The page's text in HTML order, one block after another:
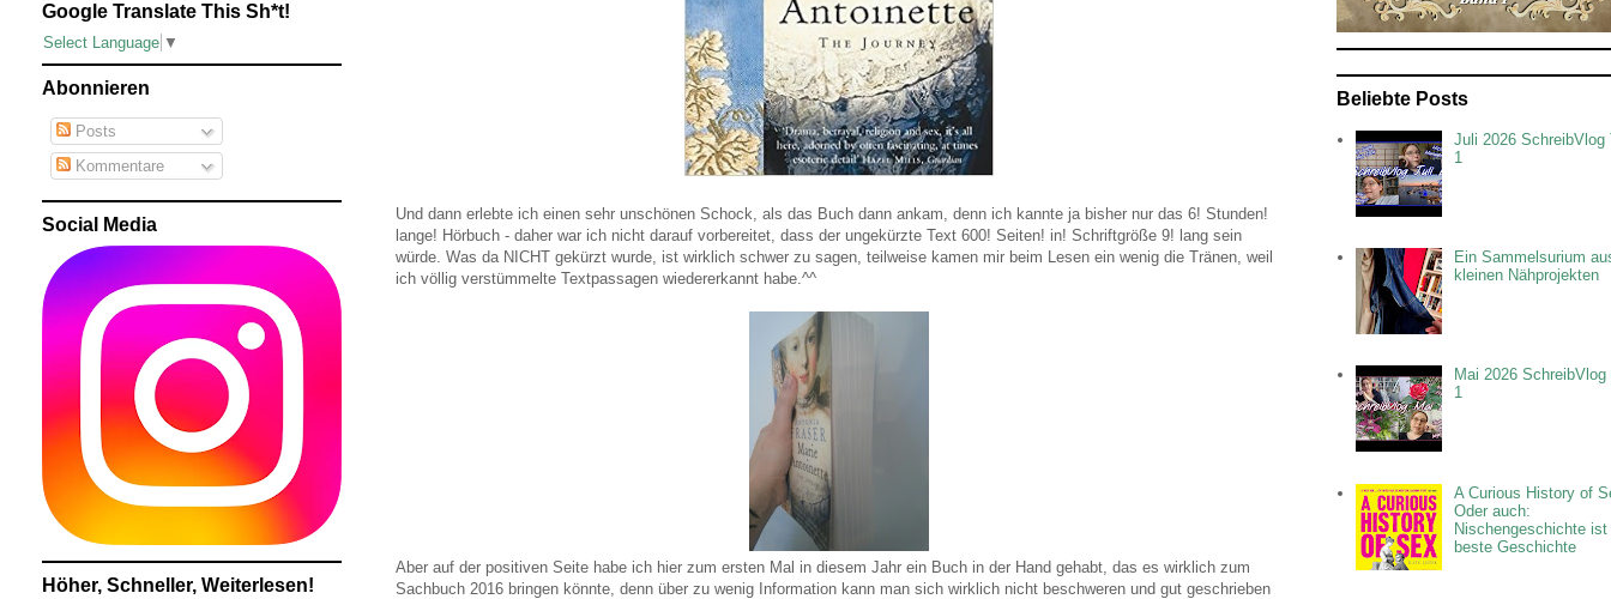
Und dann erlebte ich einen sehr unschönen Schock, als das Buch dann ankam, denn ich kannte ja bisher nur das 6! Stunden!
lange! Hörbuch - daher war ich nicht darauf vorbereitet, dass der ungekürzte Text 600! Seiten! in! Schriftgröße 9! lang sein
würde. Was da NICHT gekürzt wurde, ist wirklich schwer zu sagen, teilweise kamen mir beim Lesen ein wenig die Tränen, weil
ich völlig verstümmelte Textpassagen wiedererkannt habe.^^
Aber auf der positiven Seite habe ich hier zum ersten Mal in diesem Jahr ein Buch in der Hand gehabt, das es wirklich zum
Sachbuch 2016 bringen könnte, denn über zu wenig Information kann man sich wirklich nicht beschweren und gut geschrieben
Google Translate This Sh*t!
Select Language ▼
Abonnieren
Posts
Kommentare
Social Media
Höher, Schneller, Weiterlesen!
Beliebte Posts
Juli 2026 SchreibVlog
1
Ein Sammelsurium
kleinen Nähprojekten
Mai 2026 SchreibVlog
1
A Curious History of
Oder auch:
Nischengeschichte ist
beste Geschichte